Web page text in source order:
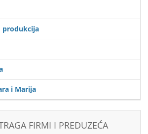
produkcija
i Marija
FIRMI I PREDUZEĆA